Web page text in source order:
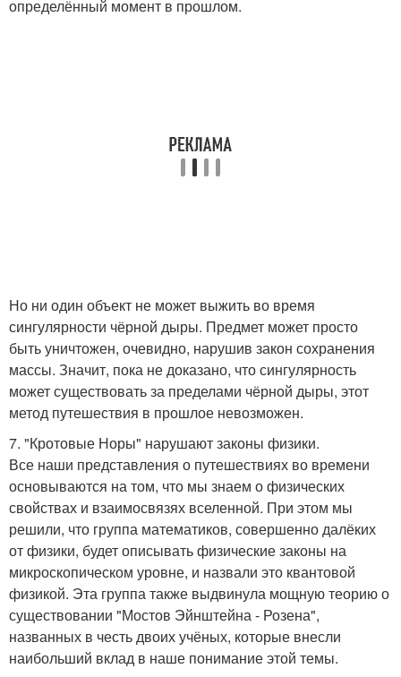
определённый момент в прошлом.
Но ни один объект не может выжить во время
сингулярности чёрной дыры. Предмет может просто
быть уничтожен, очевидно, нарушив закон сохранения
массы. Значит, пока не доказано, что сингулярность
может существовать за пределами чёрной дыры, этот
метод путешествия в прошлое невозможен.
7. "Кротовые Норы" нарушают законы физики.
Все наши представления о путешествиях во времени
основываются на том, что мы знаем о физических
свойствах и взаимосвязях вселенной. При этом мы
решили, что группа математиков, совершенно далёких
от физики, будет описывать физические законы на
микроскопическом уровне, и назвали это квантовой
физикой. Эта группа также выдвинула мощную теорию о
существовании "Мостов Эйнштейна - Розена",
названных в честь двоих учёных, которые внесли
наибольший вклад в наше понимание этой темы.